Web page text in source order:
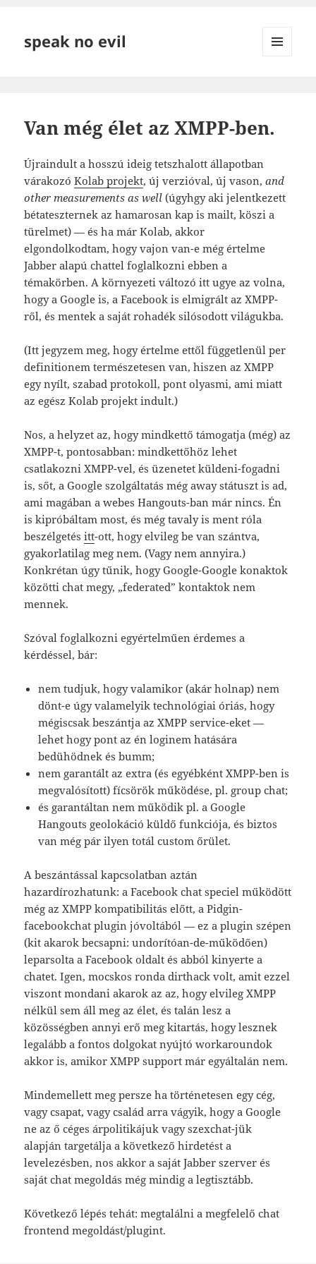
speak no evil
Van még élet az XMPP-ben.
Újraindult a hosszú ideig tetszhalott állapotban
várakozóKolab projekt, új verzióval, új vason,and
other measurements as well (úgyhgy aki jelentkezett
bétateszternek az hamarosan kap is mailt, köszi a
türelmet) — és ha már Kolab, akkor
elgondolkodtam, hogy vajon van-e még értelme
Jabber alapú chattel foglalkozni ebben a
témakörben. A környezeti változó itt ugye az volna,
hogy a Google is, a Facebook is elmigrált az XMPP-
ről, és mentek a saját rohadék silósodott világukba.
(Itt jegyzem meg, hogy értelme ettől függetlenül per
definitionem természetesen van, hiszen az XMPP
egy nyílt, szabad protokoll, pont olyasmi, ami miatt
az egész Kolab projekt indult.)
Nos, a helyzet az, hogy mindkettő támogatja (még) az
XMPP-t, pontosabban: mindkettőhöz lehet
csatlakozni XMPP-vel, és üzenetet küldeni-fogadni
is, sőt, a Google szolgáltatás még away státuszt is ad,
ami magában a webes Hangouts-ban már nincs. Én
is kipróbáltam most, és még tavaly is ment róla
beszélgetésitt-ott, hogy elvileg be van szántva,
gyakorlatilag meg nem. (Vagy nem annyira.)
Konkrétan úgy tűnik, hogy Google-Google konaktok
közötti chat megy, „federated” kontaktok nem
mennek.
Szóval foglalkozni egyértelműen érdemes a
kérdéssel, bár:
nem tudjuk, hogy valamikor (akár holnap) nem
dönt-e úgy valamelyik technológiai óriás, hogy
mégiscsak beszántja az XMPP service-eket —
lehet hogy pont az én loginem hatására
bedühödnek és bumm;
nem garantált az extra (és egyébként XMPP-ben is
megvalósított) fícsörök működése, pl. group chat;
és garantáltan nem működik pl. a Google
Hangouts geolokáció küldő funkciója, és biztos
van még pár ilyen totál custom őrület.
A beszántással kapcsolatban aztán
hazardírozhatunk: a Facebook chat speciel működött
még az XMPP kompatibilitás előtt, a Pidgin-
facebookchat plugin jóvoltából — ez a plugin szépen
(kit akarok becsapni: undorítóan-de-működően)
leparsolta a Facebook oldalt és abból kinyerte a
chatet. Igen, mocskos ronda dirthack volt, amit ezzel
viszont mondani akarok az az, hogy elvileg XMPP
nélkül sem áll meg az élet, és talán lesz a
közösségben annyi erő meg kitartás, hogy lesznek
legalább a fontos dolgokat nyújtó workaroundok
akkor is, amikor XMPP support már egyáltalán nem.
Mindemellett meg persze ha történetesen egy cég,
vagy csapat, vagy család arra vágyik, hogy a Google
ne az ő céges árpolitikájuk vagy szexchat-jük
alapján targetálja a következő hirdetést a
levelezésben, nos akkor a saját Jabber szerver és
saját chat megoldás még mindig a legtisztább.
Következő lépés tehát: megtalálni a megfelelő chat
frontend megoldást/plugint.